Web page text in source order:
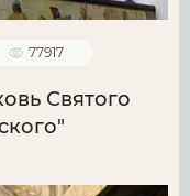
77917
Святого